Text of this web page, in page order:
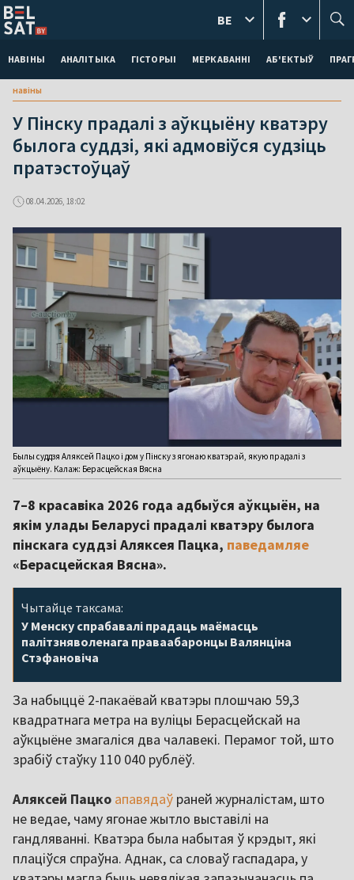
НАВІНЫ АНАЛІТЫКА ГІСТОРЫІ МЕРКАВАННI АБ'ЕКТЫЎ
BE
навіны
У Пінску прадалі з аўкцыёну кватэру
былога суддзі, які адмовіўся судзіць
пратэстоўцаў
08.04.2026, 18:02
Былы суддзя Аляксей Пацко і дом у Пінску з ягонаю кватэрай, якую прадалі з
аўкцыёну. Калаж: Берасцейская Вясна
7–8 красавіка 2026 года адбыўся аўкцыён, на
якім улады Беларусі прадалі кватэру былога
пінскага суддзі Аляксея Пацка, паведамляе
«Берасцейская Вясна».
Чытайце таксама:
У Менску спрабавалі прадаць маёмасць
палітзняволенага праваабаронцы Валянціна
Стэфановіча
За набыццё 2-пакаёвай кватэры плошчаю 59,3
квадратнага метра на вуліцы Берасцейскай на
аўкцыёне змагаліся два чалавекі. Перамог той, што
зрабіў стаўку 110 040 рублёў.
Аляксей Пацко апавядаў раней журналістам, што
не ведае, чаму ягонае жытло выставілі на
гандляванні. Кватэра была набытая ў крэдыт, які
плаціўся спраўна. Аднак, са словаў гаспадара, у